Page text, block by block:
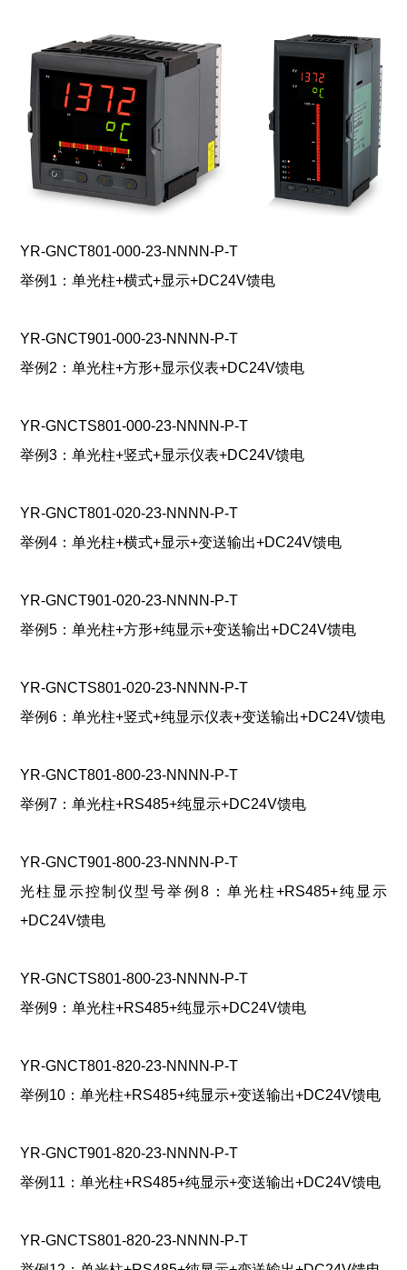
YR-GNCT801-000-23-NNNN-P-T
举例1：单光柱+横式+显示+DC24V馈电
YR-GNCT901-000-23-NNNN-P-T
举例2：单光柱+方形+显示仪表+DC24V馈电
YR-GNCTS801-000-23-NNNN-P-T
举例3：单光柱+竖式+显示仪表+DC24V馈电
YR-GNCT801-020-23-NNNN-P-T
举例4：单光柱+横式+显示+变送输出+DC24V馈电
YR-GNCT901-020-23-NNNN-P-T
举例5：单光柱+方形+纯显示+变送输出+DC24V馈电
YR-GNCTS801-020-23-NNNN-P-T
举例6：单光柱+竖式+纯显示仪表+变送输出+DC24V馈电
YR-GNCT801-800-23-NNNN-P-T
举例7：单光柱+RS485+纯显示+DC24V馈电
YR-GNCT901-800-23-NNNN-P-T
光柱显示控制仪型号举例8：单光柱+RS485+纯显示
+DC24V馈电
YR-GNCTS801-800-23-NNNN-P-T
举例9：单光柱+RS485+纯显示+DC24V馈电
YR-GNCT801-820-23-NNNN-P-T
举例10：单光柱+RS485+纯显示+变送输出+DC24V馈电
YR-GNCT901-820-23-NNNN-P-T
举例11：单光柱+RS485+纯显示+变送输出+DC24V馈电
YR-GNCTS801-820-23-NNNN-P-T